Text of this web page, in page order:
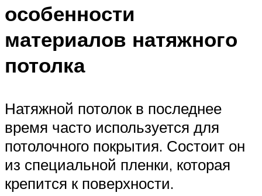
особенности
материалов натяжного
потолка
Натяжной потолок в последнее
время часто используется для
потолочного покрытия. Состоит он
из специальной пленки, которая
крепится к поверхности.